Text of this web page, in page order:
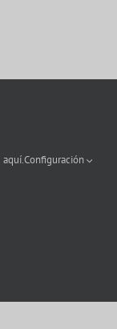
aquí.Configuración